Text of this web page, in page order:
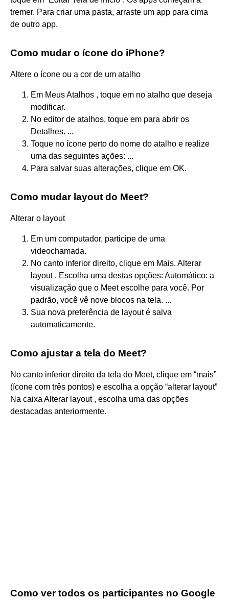
tremer. Para criar uma pasta, arraste um app para cima
de outro app.
Como mudar o ícone do iPhone?
Altere o ícone ou a cor de um atalho
Em Meus Atalhos , toque em no atalho que deseja
modificar.
No editor de atalhos, toque em para abrir os
Detalhes. ...
Toque no ícone perto do nome do atalho e realize
uma das seguintes ações: ...
Para salvar suas alterações, clique em OK.
Como mudar layout do Meet?
Alterar o layout
Em um computador, participe de uma
videochamada.
No canto inferior direito, clique em Mais. Alterar
layout . Escolha uma destas opções: Automático: a
visualização que o Meet escolhe para você. Por
padrão, você vê nove blocos na tela. ...
Sua nova preferência de layout é salva
automaticamente.
Como ajustar a tela do Meet?
No canto inferior direito da tela do Meet, clique em “mais”
(ícone com três pontos) e escolha a opção “alterar layout”
Na caixa Alterar layout , escolha uma das opções
destacadas anteriormente.
Como ver todos os participantes no Google